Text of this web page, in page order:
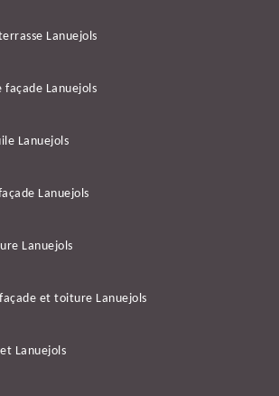
Lanuejols
façade Lanuejols
Lanuejols
Lanuejols
Lanuejols
et toiture Lanuejols
Lanuejols